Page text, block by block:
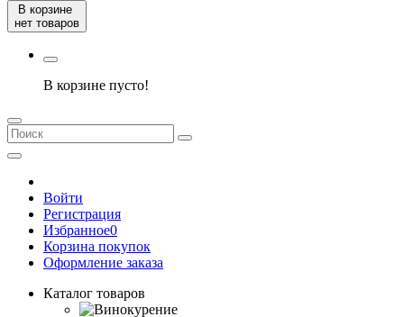
В корзине
нет товаров
В корзине пусто!
Войти
Регистрация
Избранное0
Корзина покупок
Оформление заказа
Каталог товаров